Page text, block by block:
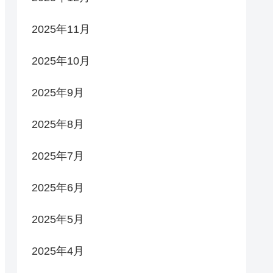
2025年11月
2025年10月
2025年9月
2025年8月
2025年7月
2025年6月
2025年5月
2025年4月